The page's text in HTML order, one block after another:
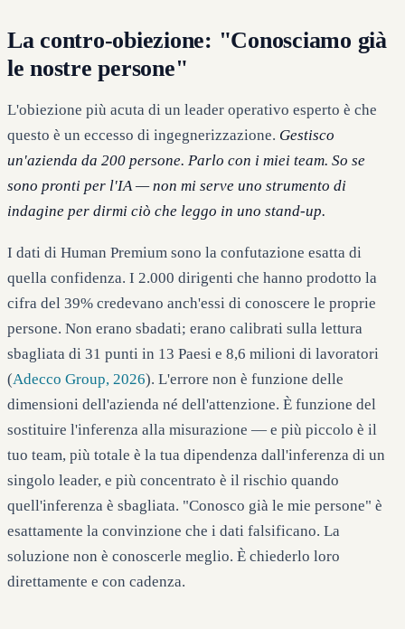
La contro-obiezione: "Conosciamo già
le nostre persone"
L'obiezione più acuta di un leader operativo esperto è che
questo è un eccesso di ingegnerizzazione. Gestisco
un'azienda da 200 persone. Parlo con i miei team. So se
sono pronti per l'IA — non mi serve uno strumento di
indagine per dirmi ciò che leggo in uno stand-up.
I dati di Human Premium sono la confutazione esatta di
quella confidenza. I 2.000 dirigenti che hanno prodotto la
cifra del 39% credevano anch'essi di conoscere le proprie
persone. Non erano sbadati; erano calibrati sulla lettura
sbagliata di 31 punti in 13 Paesi e 8,6 milioni di lavoratori
(Adecco Group, 2026). L'errore non è funzione delle
dimensioni dell'azienda né dell'attenzione. È funzione del
sostituire l'inferenza alla misurazione — e più piccolo è il
tuo team, più totale è la tua dipendenza dall'inferenza di un
singolo leader, e più concentrato è il rischio quando
quell'inferenza è sbagliata. "Conosco già le mie persone" è
esattamente la convinzione che i dati falsificano. La
soluzione non è conoscerle meglio. È chiederlo loro
direttamente e con cadenza.